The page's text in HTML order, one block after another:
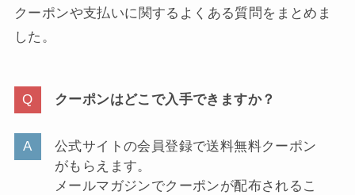
クーポンや支払いに関するよくある質問をまとめま
した。
クーポンはどこで入手できますか？
公式サイトの会員登録で送料無料クーポン
がもらえます。
メールマガジンでクーポンが配布されるこ